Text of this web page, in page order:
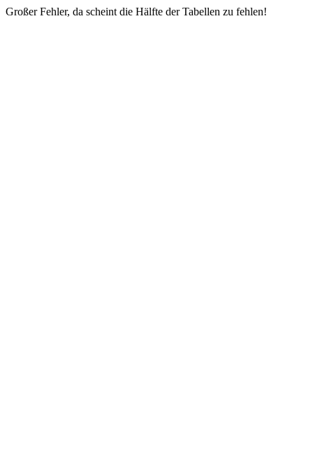
Großer Fehler, da scheint die Hälfte der Tabellen zu fehlen!